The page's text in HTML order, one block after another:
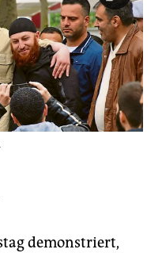
demonstriert,